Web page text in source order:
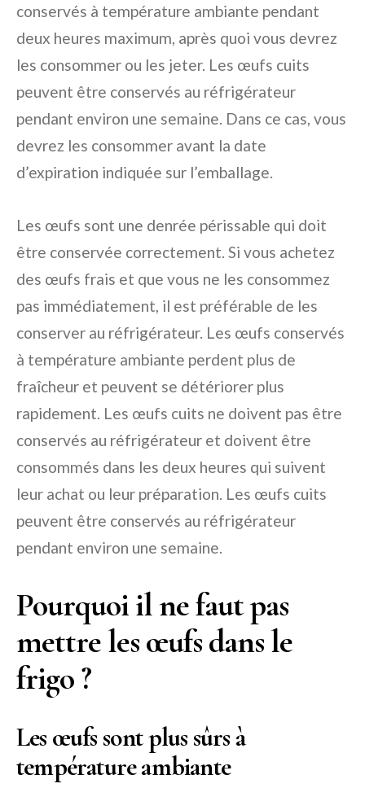
conservés à température ambiante pendant
deux heures maximum, après quoi vous devrez
les consommer ou les jeter. Les œufs cuits
peuvent être conservés au réfrigérateur
pendant environ une semaine. Dans ce cas, vous
devrez les consommer avant la date
d’expiration indiquée sur l’emballage.
Les œufs sont une denrée périssable qui doit
être conservée correctement. Si vous achetez
des œufs frais et que vous ne les consommez
pas immédiatement, il est préférable de les
conserver au réfrigérateur. Les œufs conservés
à température ambiante perdent plus de
fraîcheur et peuvent se détériorer plus
rapidement. Les œufs cuits ne doivent pas être
conservés au réfrigérateur et doivent être
consommés dans les deux heures qui suivent
leur achat ou leur préparation. Les œufs cuits
peuvent être conservés au réfrigérateur
pendant environ une semaine.
Pourquoi il ne faut pas
mettre les œufs dans le
frigo ?
Les œufs sont plus sûrs à
température ambiante